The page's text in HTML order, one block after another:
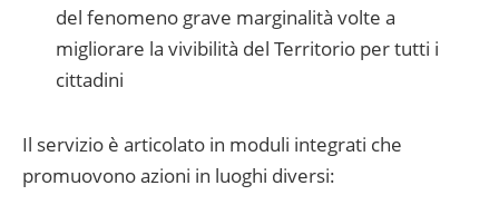
del fenomeno grave marginalità volte a
migliorare la vivibilità del Territorio per tutti i
cittadini
Il servizio è articolato in moduli integrati che
promuovono azioni in luoghi diversi: